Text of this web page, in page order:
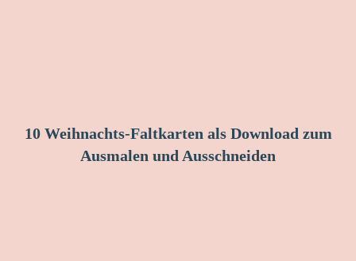
10 Weihnachts-Faltkarten als Download zum
Ausmalen und Ausschneiden